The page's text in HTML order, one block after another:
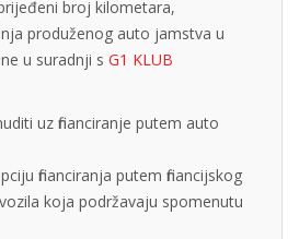
broj kilometara,
produženog auto jamstva u
u suradnji s G1 KLUB
uz financiranje putem auto
financiranja putem financijskog
koja podržavaju spomenutu